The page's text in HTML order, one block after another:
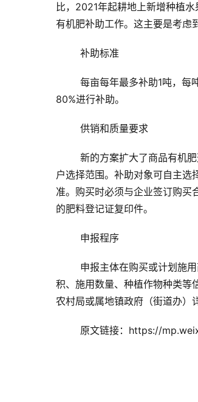
比，2021年起耕地上新增种植
有机肥补助工作。这主要是考虑
补助标准
每亩每年最多补助1吨，每
80%进行补助。
供销和质量要求
新的方案扩大了商品有机
户选择范围。补助对象可自主选
准。购买时必须与企业签订购买
的肥料登记证复印件。
申报程序
申报主体在购买或计划施
积、施用数量、种植作物种类等
农村局或属地镇政府（街道办）
原文链接：https://